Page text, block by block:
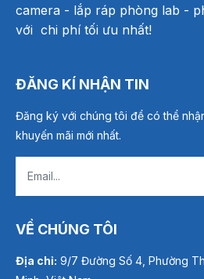
camera - lắp ráp phòng lab -
với chi phí tối ưu nhất!
ĐĂNG KÍ NHẬN TIN
Đăng ký với chúng tôi để có thể
khuyến mãi mới nhất.
VỀ CHÚNG TÔI
Địa chỉ: 9/7 Đường Số 4, Phường